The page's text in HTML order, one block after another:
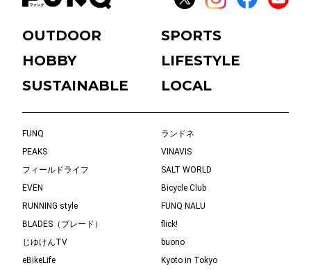
OUTDOOR
SPORTS
HOBBY
LIFESTYLE
SUSTAINABLE
LOCAL
FUNQ
ランドネ
PEAKS
VINAVIS
フィールドライフ
SALT WORLD
EVEN
Bicycle Club
RUNNING style
FUNQ NALU
BLADES（ブレード）
flick!
じゆけんTV
buono
eBikeLife
Kyoto in Tokyo